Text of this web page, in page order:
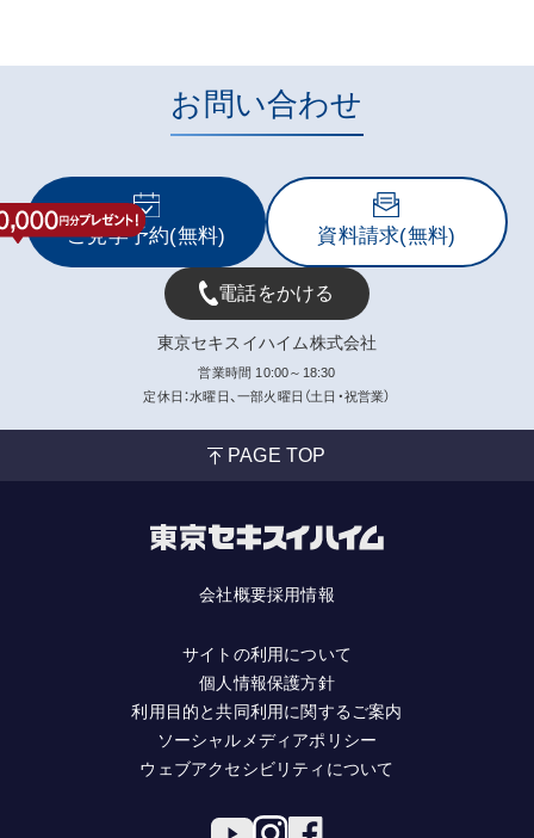
お問い合わせ
電話をかける
東京セキスイハイム株式会社
営業時間 10:00～18:30
定休日：水曜日、一部火曜日（土日・祝営業）
ご見学予約(無料) 資料請求(無料)
PAGE TOP
会社概要採用情報
サイトの利用について
個人情報保護方針
利用目的と共同利用に関するご案内
ソーシャルメディアポリシー
ウェブアクセシビリティについて